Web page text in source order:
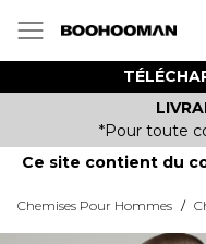
*Pour toute
Ce site contient du
Chemises Pour Hommes /